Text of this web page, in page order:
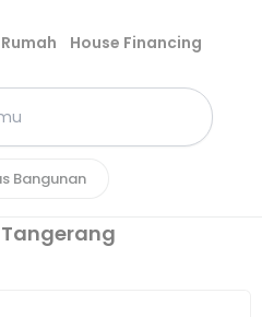
House Financing
Bangunan